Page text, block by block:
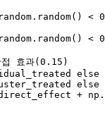
<
<
효과(0.15)
else
else
+